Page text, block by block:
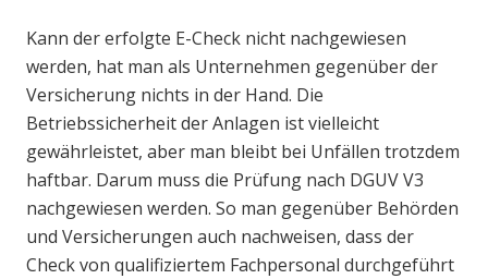
Kann der erfolgte E-Check nicht nachgewiesen
werden, hat man als Unternehmen gegenüber der
Versicherung nichts in der Hand. Die
Betriebssicherheit der Anlagen ist vielleicht
gewährleistet, aber man bleibt bei Unfällen trotzdem
haftbar. Darum muss die Prüfung nach DGUV V3
nachgewiesen werden. So man gegenüber Behörden
und Versicherungen auch nachweisen, dass der
Check von qualifiziertem Fachpersonal durchgeführt